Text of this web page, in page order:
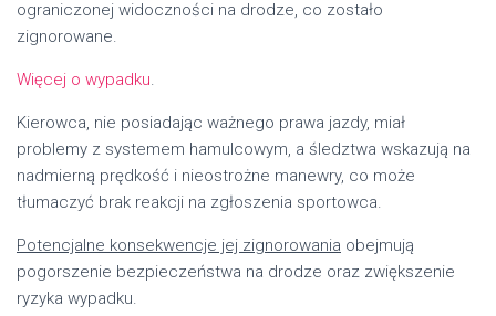
ograniczonej widoczności na drodze, co zostało
zignorowane.
Więcej o wypadku.
Kierowca, nie posiadając ważnego prawa jazdy, miał
problemy z systemem hamulcowym, a śledztwa wskazują na
nadmierną prędkość i nieostrożne manewry, co może
tłumaczyć brak reakcji na zgłoszenia sportowca.
Potencjalne konsekwencje jej zignorowania obejmują
pogorszenie bezpieczeństwa na drodze oraz zwiększenie
ryzyka wypadku.